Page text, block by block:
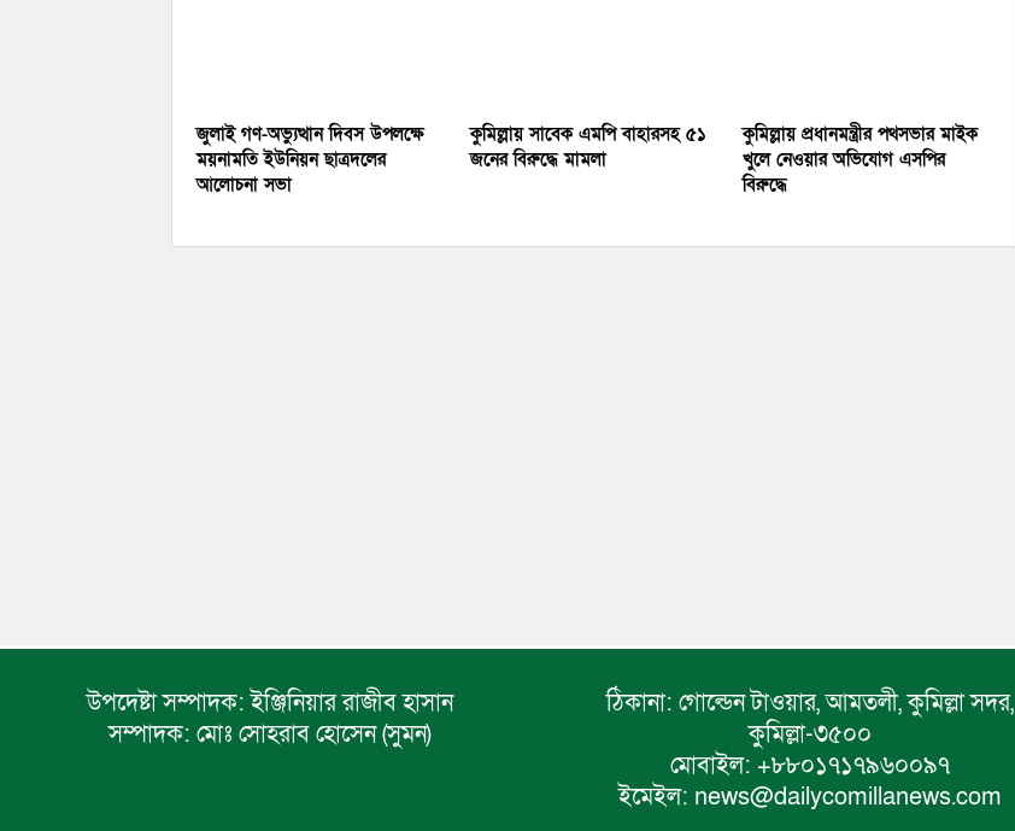
জুলাই গণ-অভ্যুত্থান দিবস উপলক্ষে
ময়নামতি ইউনিয়ন ছাত্রদলের
আলোচনা সভা
কুমিল্লায় সাবেক এমপি বাহারসহ ৫১
জনের বিরুদ্ধে মামলা
কুমিল্লায় প্রধানমন্ত্রীর পথসভার মাইক
খুলে নেওয়ার অভিযোগ এসপির
বিরুদ্ধে
উপদেষ্টা সম্পাদক:ইঞ্জিনিয়ার রাজীব হাসান
সম্পাদক: মোঃ সোহরাব হোসেন (সুমন)
ঠিকানা: গোল্ডেন টাওয়ার, আমতলী, কুমিল্লা সদর,
কুমিল্লা-৩৫০০
মোবাইল: +৮৮০১৭১৭৯৬০০৯৭
ইমেইল: news@dailycomillanews.com